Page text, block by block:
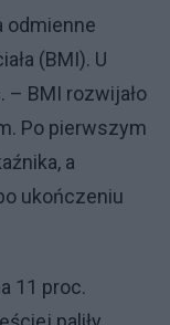
odmienne
(BMI). U
BMI rozwijało
Po pierwszym
a
ukończeniu
11 proc.